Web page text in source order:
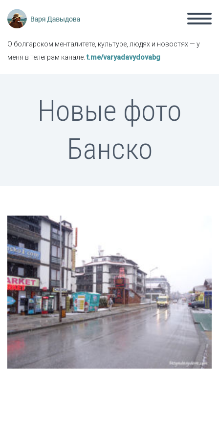
О болгарском менталитете, культуре, людях и новостях — у
меня в телеграм канале:t.me/varyadavydovabg
Новые фото
Банско